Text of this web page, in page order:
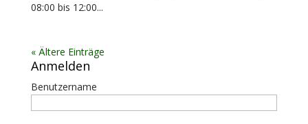
08:00 bis 12:00...
« Ältere Einträge
Anmelden
Benutzername